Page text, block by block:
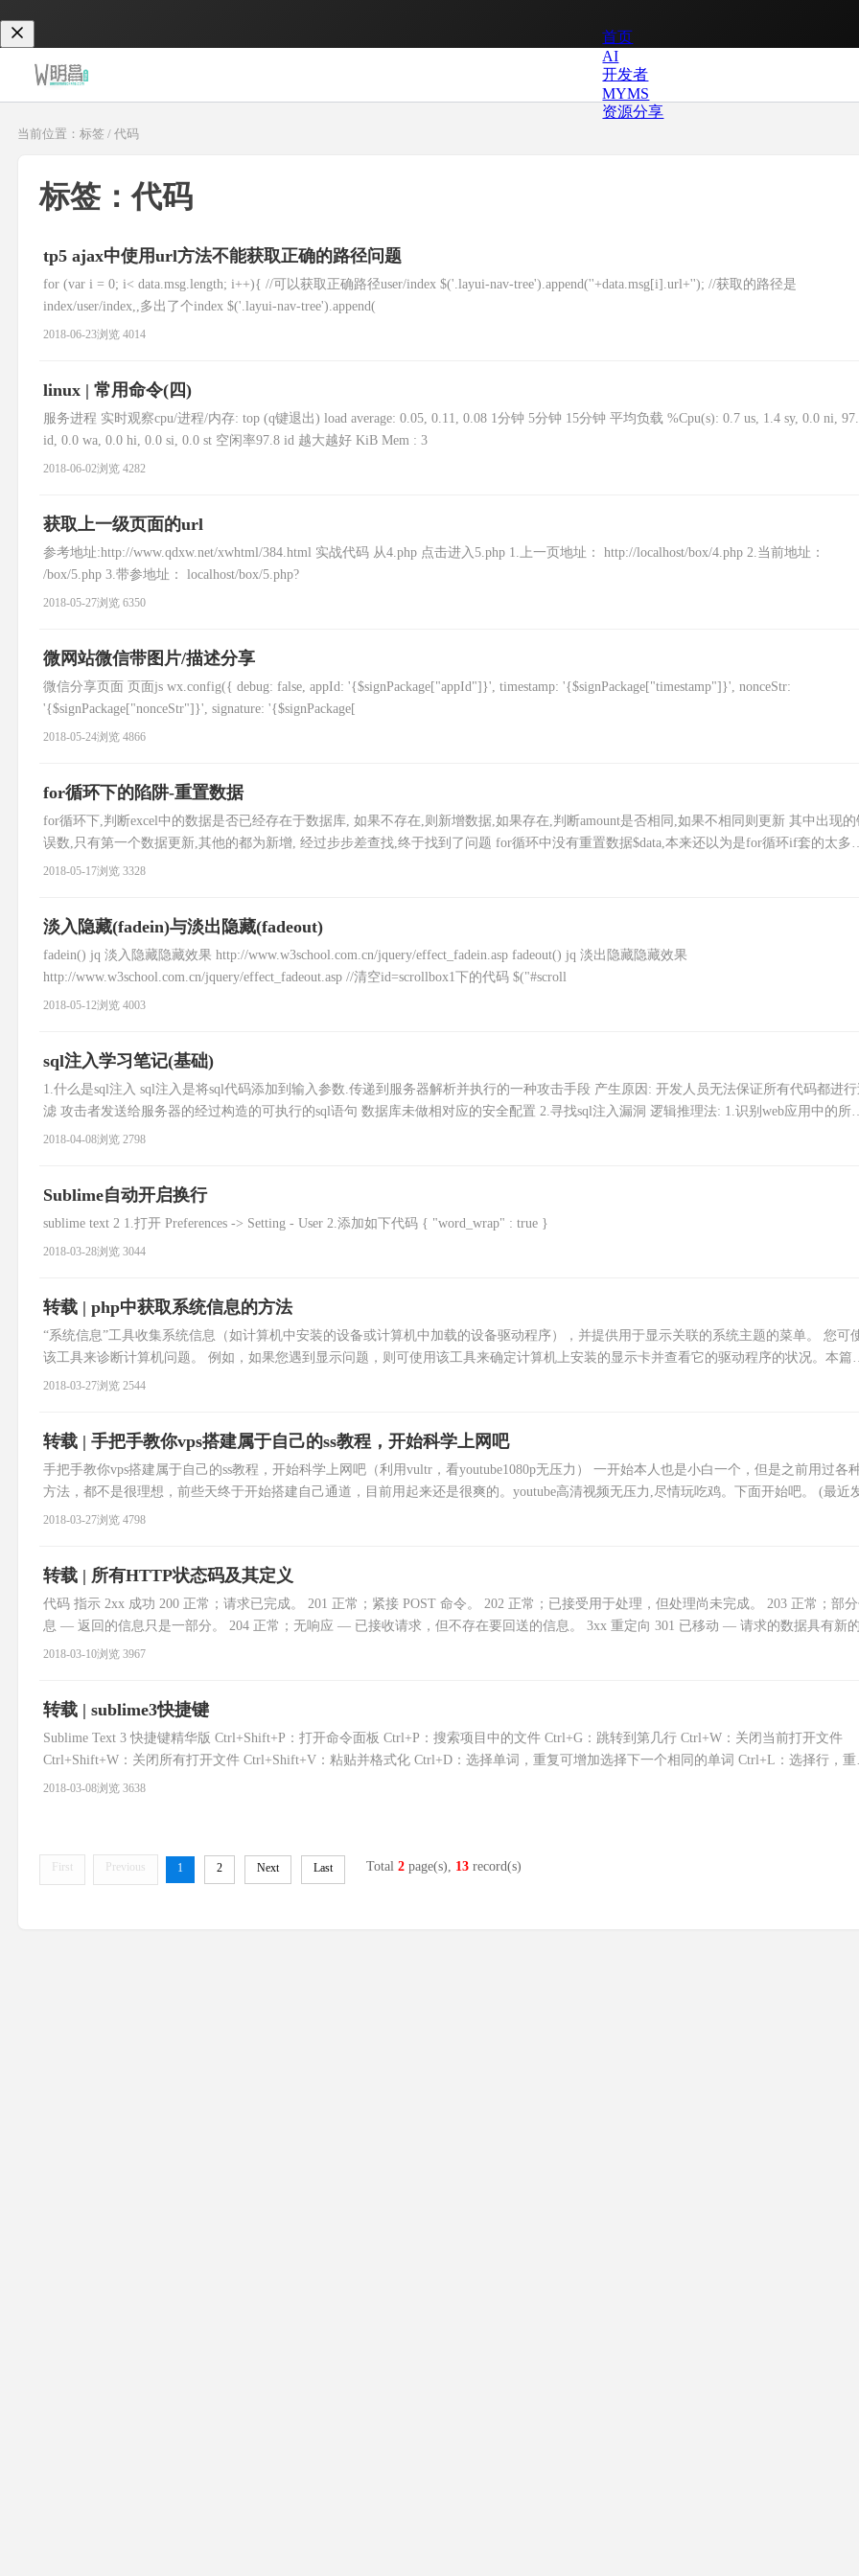
首页
AI
开发者
MYMS
资源分享
当前位置：标签 / 代码
标签：代码
tp5 ajax中使用url方法不能获取正确的路径问题
for (var i = 0; i< data.msg.length; i++){ //可以获取正确路径user/index $('.layui-nav-tree').append(''+data.msg[i].url+''); //获取的路径是
index/user/index,,多出了个index $('.layui-nav-tree').append(
2018-06-23浏览 4014
linux | 常用命令(四)
服务进程 实时观察cpu/进程/内存: top (q键退出) load average: 0.05, 0.11, 0.08 1分钟 5分钟 15分钟 平均负载 %Cpu(s): 0.7 us, 1.4 sy, 0.0 ni,
id, 0.0 wa, 0.0 hi, 0.0 si, 0.0 st 空闲率97.8 id 越大越好 KiB Mem : 3
2018-06-02浏览 4282
获取上一级页面的url
参考地址:http://www.qdxw.net/xwhtml/384.html 实战代码 从4.php 点击进入5.php 1.上一页地址： http://localhost/box/4.php 2.当前地址：
/box/5.php 3.带参地址： localhost/box/5.php?
2018-05-27浏览 6350
微网站微信带图片/描述分享
微信分享页面 页面js wx.config({ debug: false, appId: '{$signPackage["appId"]}', timestamp: '{$signPackage["timestamp"]}', nonceStr:
'{$signPackage["nonceStr"]}', signature: '{$signPackage[
2018-05-24浏览 4866
for循环下的陷阱-重置数据
for循环下,判断excel中的数据是否已经存在于数据库, 如果不存在,则新增数据,如果存在,判断amount是否相同,如果不相同则更新 其中出现的
误数,只有第一个数据更新,其他的都为新增, 经过步步差查找,终于找到了问题 for循环中没有重置数据$data,本来还以为是for循环if套的太多
题,看来是我想多了(之前使用tp框架for循环不能套太多,否则
2018-05-17浏览 3328
淡入隐藏(fadein)与淡出隐藏(fadeout)
fadein() jq 淡入隐藏隐藏效果 http://www.w3school.com.cn/jquery/effect_fadein.asp fadeout() jq 淡出隐藏隐藏效果
http://www.w3school.com.cn/jquery/effect_fadeout.asp //清空id=scrollbox1下的代码 $("#scroll
2018-05-12浏览 4003
sql注入学习笔记(基础)
1.什么是sql注入 sql注入是将sql代码添加到输入参数.传递到服务器解析并执行的一种攻击手段 产生原因: 开发人员无法保证所有代码都进
滤 攻击者发送给服务器的经过构造的可执行的sql语句 数据库未做相对应的安全配置 2.寻找sql注入漏洞 逻辑推理法: 1.识别web应用中的所
输入点(get/post/http头信息) get: a.php?id
2018-04-08浏览 2798
Sublime自动开启换行
sublime text 2 1.打开 Preferences -> Setting - User 2.添加如下代码 { "word_wrap" : true }
2018-03-28浏览 3044
转载 | php中获取系统信息的方法
“系统信息”工具收集系统信息（如计算机中安装的设备或计算机中加载的设备驱动程序），并提供用于显示关联的系统主题的菜单。 您可
该工具来诊断计算机问题。 例如，如果您遇到显示问题，则可使用该工具来确定计算机上安装的显示卡并查看它的驱动程序的状况。本篇
章是对php中获取系统信息的方法进行了详细的分析介绍，需要的朋友参考下 $root = getenv('DO
2018-03-27浏览 2544
转载 | 手把手教你vps搭建属于自己的ss教程，开始科学上网吧
手把手教你vps搭建属于自己的ss教程，开始科学上网吧（利用vultr，看youtube1080p无压力） ​​一开始本人也是小白一个，但是之前用过各
方法，都不是很理想，前些天终于开始搭建自己通道，目前用起来还是很爽的。youtube高清视频无压力,尽情玩吃鸡。下面开始吧。 (最近
有时新申请的虚拟机ping不通，ssh putty无法连接 现象，可
2018-03-27浏览 4798
转载 | 所有HTTP状态码及其定义
代码 指示 2xx 成功 200 正常；请求已完成。 201 正常；紧接 POST 命令。 202 正常；已接受用于处理，但处理尚未完成。 203 正常；部
息 — 返回的信息只是一部分。 204 正常；无响应 — 已接收请求，但不存在要回送的信息。 3xx 重定向 301 已移动 — 请求的数据具有新
置且更改是永久的。 302 已找到 — 请求的数据
2018-03-10浏览 3967
转载 | sublime3快捷键
Sublime Text 3 快捷键精华版 Ctrl+Shift+P：打开命令面板 Ctrl+P：搜索项目中的文件 Ctrl+G：跳转到第几行 Ctrl+W：关闭当前打开文件
Ctrl+Shift+W：关闭所有打开文件 Ctrl+Shift+V：粘贴并格式化 Ctrl+D：选择单词，重复可增加选择下一个相同的单词 Ctrl+L：选择行，重
可依次增加选择下一
2018-03-08浏览 3638
First Previous 1 2 Next Last Total 2 page(s), 13 record(s)